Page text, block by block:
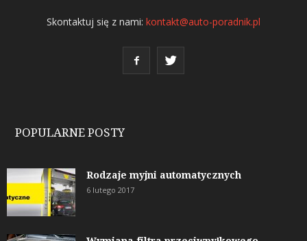
Skontaktuj się z nami: kontakt@auto-poradnik.pl
POPULARNE POSTY
Rodzaje myjni automatycznych
6 lutego 2017